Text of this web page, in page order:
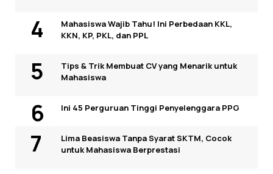
Mahasiswa Wajib Tahu! Ini Perbedaan KKL,
KKN, KP, PKL, dan PPL
Tips & Trik Membuat CV yang Menarik untuk
Mahasiswa
Ini 45 Perguruan Tinggi Penyelenggara PPG
Lima Beasiswa Tanpa Syarat SKTM, Cocok
untuk Mahasiswa Berprestasi